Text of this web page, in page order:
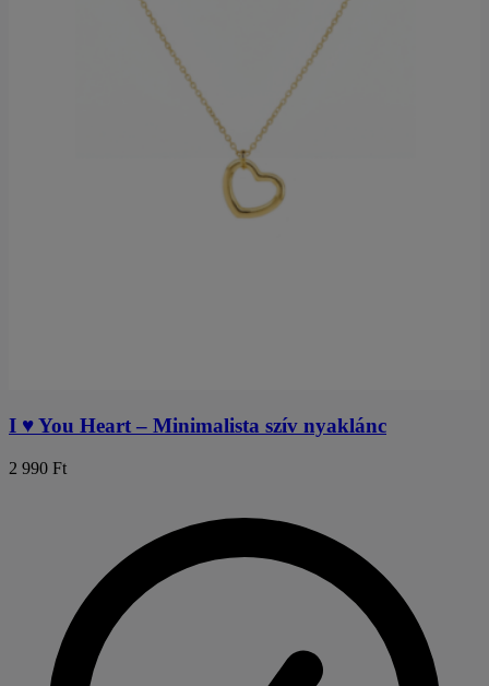
I ♥︎ You Heart – Minimalista szív nyaklánc
2 990 Ft